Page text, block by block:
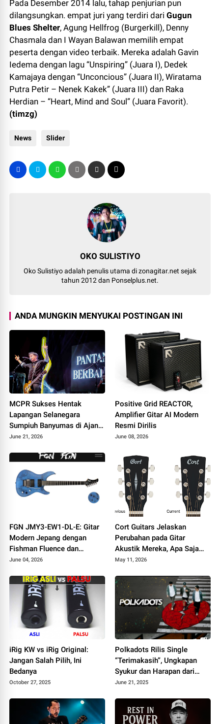
Pada Desember 2014 lalu, tahap penjurian pun
dilangsungkan. empat juri yang terdiri dariGugun
Blues Shelter, Agung Hellfrog (Burgerkill), Denny
Chasmala dan I Wayan Balawan memilih empat
peserta dengan video terbaik. Mereka adalah Gavin
Iedema dengan lagu “Unspiring” (Juara I), Dedek
Kamajaya dengan “Unconcious” (Juara II), Wiratama
Putra Petir – Nenek Kakek” (Juara III) dan Raka
Herdian – “Heart, Mind and Soul” (Juara Favorit).
(timzg)
News Slider
OKO SULISTIYO
Oko Sulistiyo adalah penulis utama di zonagitar.net sejak
tahun 2012 dan Ponselplus.net.
ANDA MUNGKIN MENYUKAI POSTINGAN INI
MCPR Sukses Hentak
Lapangan Selanegara
Sumpiuh Banyumas di Ajang
76 Silaturahmi HAPPIII
June 21, 2026
Positive Grid REACTOR,
Amplifier Gitar AI Modern
Resmi Dirilis
June 08, 2026
FGN JMY3-EW1-DL-E: Gitar
Modern Jepang dengan
Fishman Fluence dan
Tremolo Locking
June 04, 2026
Cort Guitars Jelaskan
Perubahan pada Gitar
Akustik Mereka, Apa Saja
yang Berubah
May 11, 2026
iRig KW vs iRig Original:
Jangan Salah Pilih, Ini
Bedanya
October 27, 2025
Polkadots Rilis Single
“Terimakasih”, Ungkapan
Syukur dan Harapan dari
Album Heartbreak Analogy
June 21, 2025